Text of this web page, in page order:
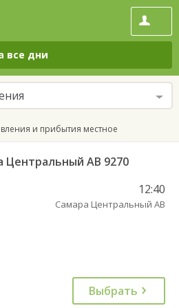
все дни
и прибытия местное
Центральный АВ 9270
12:40
Самара Центральный АВ
Выбрать